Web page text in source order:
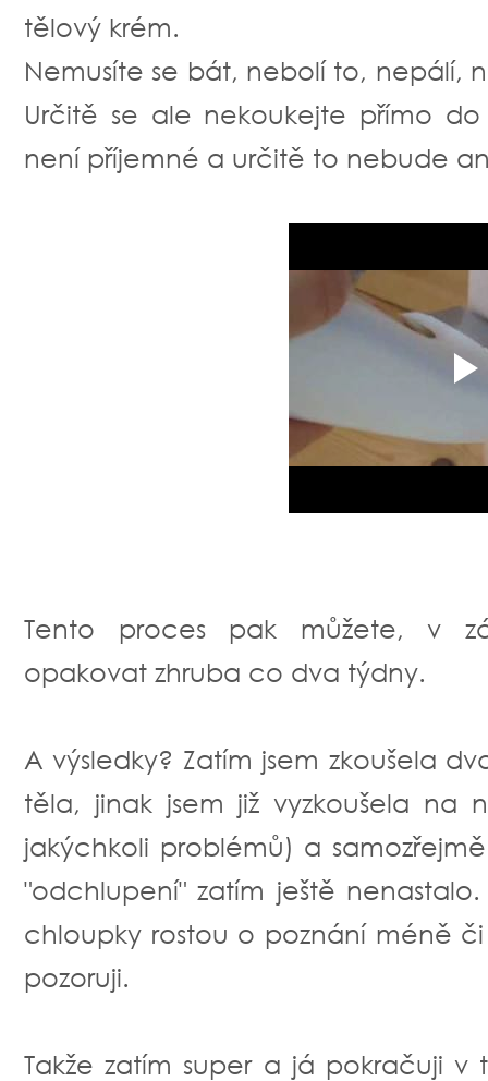
tělový krém.
Nemusíte se bát, nebolí to, nepálí,
Určitě se ale nekoukejte přímo do
není příjemné a určitě to nebude
Tento proces pak můžete, v
opakovat zhruba co dva týdny.
A výsledky? Zatím jsem zkoušela
těla, jinak jsem již vyzkoušela na
jakýchkoli problémů) a
"odchlupení" zatím ještě
chloupky rostou o poznání méně
pozoruji.
Takže zatím super a já pokračuji v